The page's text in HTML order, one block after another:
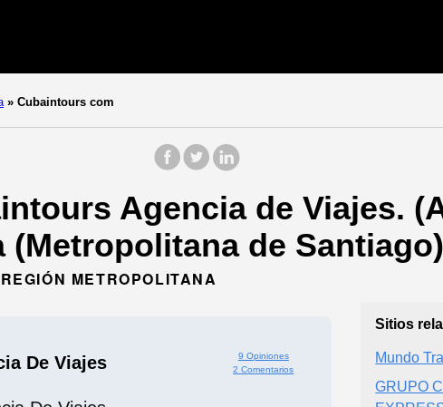
» Cubaintours com
Agencia de Viajes.
de
METROPOLITANA
De Viajes
9 Opiniones
2 Comentarios
Sitios
Mundo
GRUPO